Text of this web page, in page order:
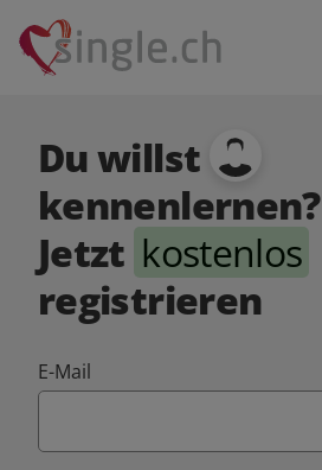
Du willst
kennenlernen?
Jetzt kostenlos
registrieren
E-Mail